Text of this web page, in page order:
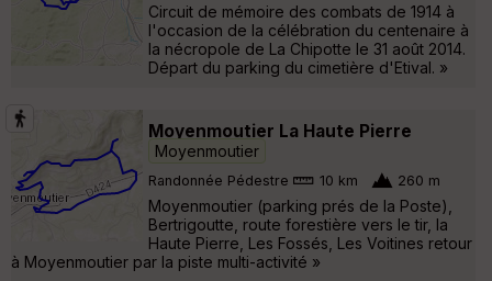
Circuit de mémoire des combats de 1914 à
l'occasion de la célébration du centenaire à
la nécropole de La Chipotte le 31 août 2014.
Départ du parking du cimetière d'Etival. »
Moyenmoutier La Haute Pierre
Moyenmoutier
Randonnée Pédestre 10 km 260 m
Moyenmoutier (parking prés de la Poste),
Bertrigoutte, route forestière vers le tir, la
Haute Pierre, Les Fossés, Les Voitines retour
à Moyenmoutier par la piste multi-activité »